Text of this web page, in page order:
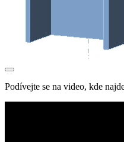
Podívejte se na video, kde